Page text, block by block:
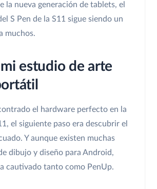
la nueva generación de tablets, el
S Pen de la S11 sigue siendo un
muchos.
mi estudio de arte
el hardware perfecto en la
el siguiente paso era descubrir el
Y aunque existen muchas
dibujo y diseño para Android,
cautivado tanto como PenUp.